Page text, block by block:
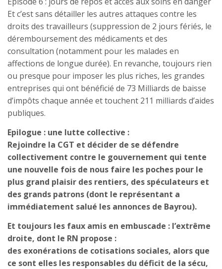
Et c’est sans détailler les autres attaques contre les
droits des travailleurs (suppression de 2 jours fériés, le
déremboursement des médicaments et des
consultation (notamment pour les malades en
affections de longue durée). En revanche, toujours rien
ou presque pour imposer les plus riches, les grandes
entreprises qui ont bénéficié de 73 Milliards de baisse
d’impôts chaque année et touchent 211 milliards d’aides
publiques.
Epilogue : une lutte collective :
Rejoindre la CGT et décider de se défendre
collectivement contre le gouvernement qui tente
une nouvelle fois de nous faire les poches pour le
plus grand plaisir des rentiers, des spéculateurs et
des grands patrons (dont le représentant a
immédiatement salué les annonces de Bayrou).
Et toujours les faux amis en embuscade : l’extrême
droite, dont le RN propose :
des exonérations de cotisations sociales, alors que
ce sont elles les responsables du déficit de la sécu,